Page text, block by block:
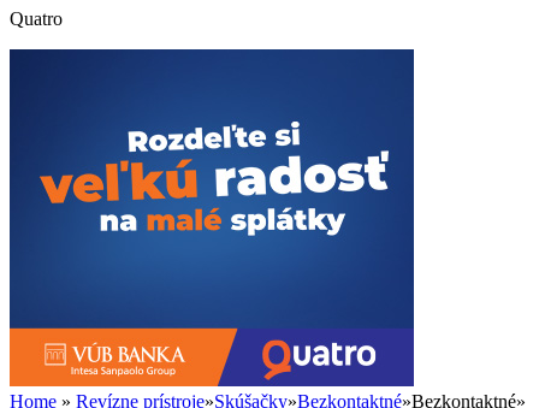
Quatro
Home » Revízne prístroje»Skúšačky»Bezkontaktné»Bezkontaktné»